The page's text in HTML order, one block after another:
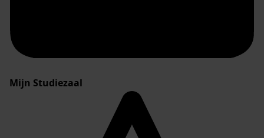
Mijn Studiezaal